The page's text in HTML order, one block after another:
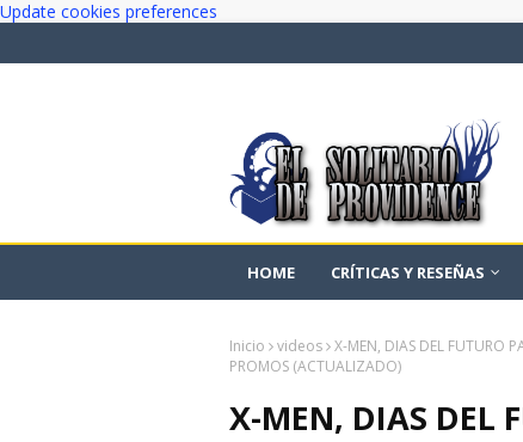
Update cookies preferences
HOME CRÍTICAS Y RESEÑAS
Inicio videos X-MEN, DIAS DEL FUTURO
PROMOS (ACTUALIZADO)
X-MEN, DIAS DEL